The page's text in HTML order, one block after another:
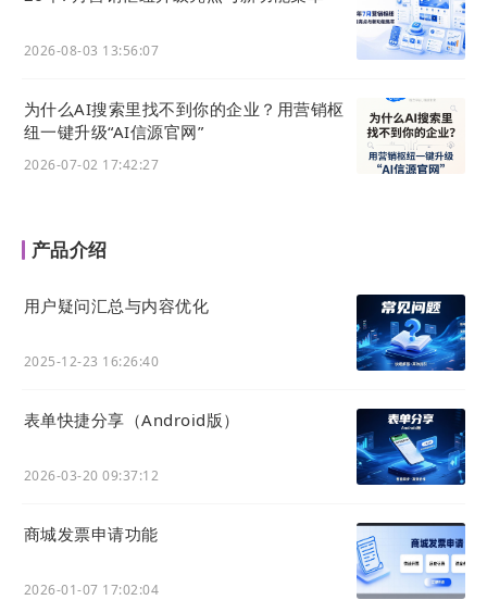
2026-08-03 13:56:07
为什么AI搜索里找不到你的企业？用营销枢
纽一键升级“AI信源官网”
2026-07-02 17:42:27
产品介绍
用户疑问汇总与内容优化
2025-12-23 16:26:40
表单快捷分享（Android版）
2026-03-20 09:37:12
商城发票申请功能
2026-01-07 17:02:04